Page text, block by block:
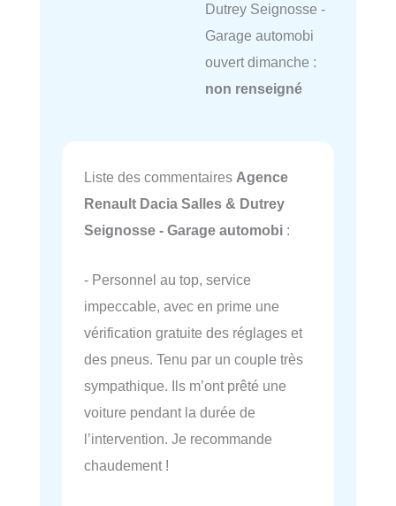
Dutrey Seignosse -
Garage automobi
ouvert dimanche :
non renseigné
Liste des commentaires Agence
Renault Dacia Salles & Dutrey
Seignosse - Garage automobi :
- Personnel au top, service
impeccable, avec en prime une
vérification gratuite des réglages et
des pneus. Tenu par un couple très
sympathique. Ils m’ont prêté une
voiture pendant la durée de
l’intervention. Je recommande
chaudement !